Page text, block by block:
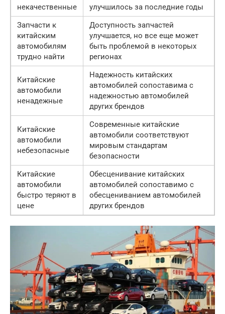
некачественные
улучшилось за последние годы
Запчасти к
китайским
автомобилям
трудно найти
Доступность запчастей
улучшается, но все еще может
быть проблемой в некоторых
регионах
Китайские
автомобили
ненадежные
Надежность китайских
автомобилей сопоставима с
надежностью автомобилей
других брендов
Китайские
автомобили
небезопасные
Современные китайские
автомобили соответствуют
мировым стандартам
безопасности
Китайские
автомобили
быстро теряют в
цене
Обесценивание китайских
автомобилей сопоставимо с
обесцениванием автомобилей
других брендов